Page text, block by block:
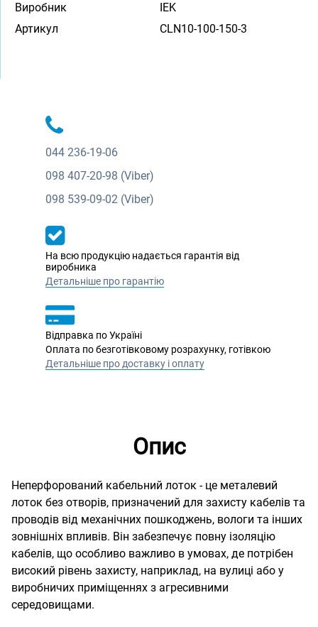
Виробник
IEK
Артикул
CLN10-100-150-3
044 236-19-06
098 407-20-98 (Viber)
098 539-09-02 (Viber)
На всю продукцію надається гарантія від
виробника
Детальніше про гарантію
Відправка по Україні
Оплата по безготівковому розрахунку, готівкою
Детальніше про доставку і оплату
Опис
Неперфорований кабельний лоток - це металевий
лоток без отворів, призначений для захисту кабелів та
проводів від механічних пошкоджень, вологи та інших
зовнішніх впливів. Він забезпечує повну ізоляцію
кабелів, що особливо важливо в умовах, де потрібен
високий рівень захисту, наприклад, на вулиці або у
виробничих приміщеннях з агресивними
середовищами.